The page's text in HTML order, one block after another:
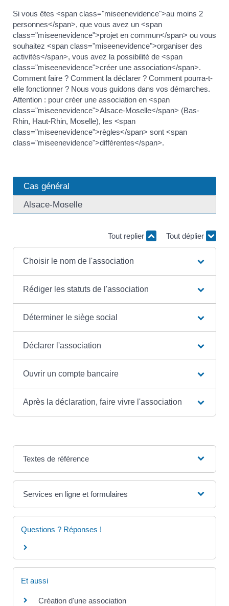
Si vous êtes <span class="miseenevidence">au moins 2
personnes</span>, que vous avez un <span
class="miseenevidence">projet en commun</span> ou vous
souhaitez <span class="miseenevidence">organiser des
activités</span>, vous avez la possibilité de <span
class="miseenevidence">créer une association</span>.
Comment faire ? Comment la déclarer ? Comment pourra-t-
elle fonctionner ? Nous vous guidons dans vos démarches.
Attention : pour créer une association en <span
class="miseenevidence">Alsace-Moselle</span> (Bas-
Rhin, Haut-Rhin, Moselle), les <span
class="miseenevidence">règles</span> sont <span
class="miseenevidence">différentes</span>.
Cas général
Alsace-Moselle
Tout replier Tout déplier
Choisir le nom de l'association
Rédiger les statuts de l'association
Déterminer le siège social
Déclarer l'association
Ouvrir un compte bancaire
Après la déclaration, faire vivre l'association
Textes de référence
Services en ligne et formulaires
Questions ? Réponses !
Et aussi
Création d'une association